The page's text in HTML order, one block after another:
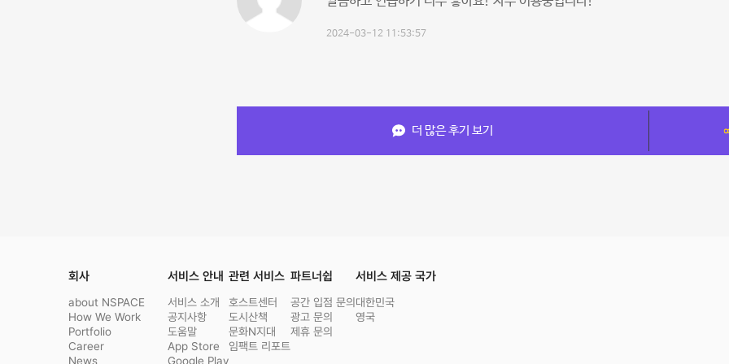
2024-03-12 11:53:57
더 많은 후기 보기
회사
about NSPACE
How We Work
Portfolio
Career
News
서비스 안내
서비스 소개
공지사항
도움말
App Store
Google Play
관련 서비스
호스트센터
도시산책
문화N지대
임팩트 리포트
파트너쉽
공간 입점 문의
광고 문의
제휴 문의
서비스 제공 국가
대한민국
영국